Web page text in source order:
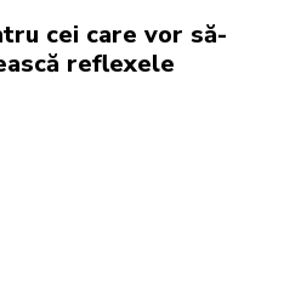
cei care vor să-
reflexele